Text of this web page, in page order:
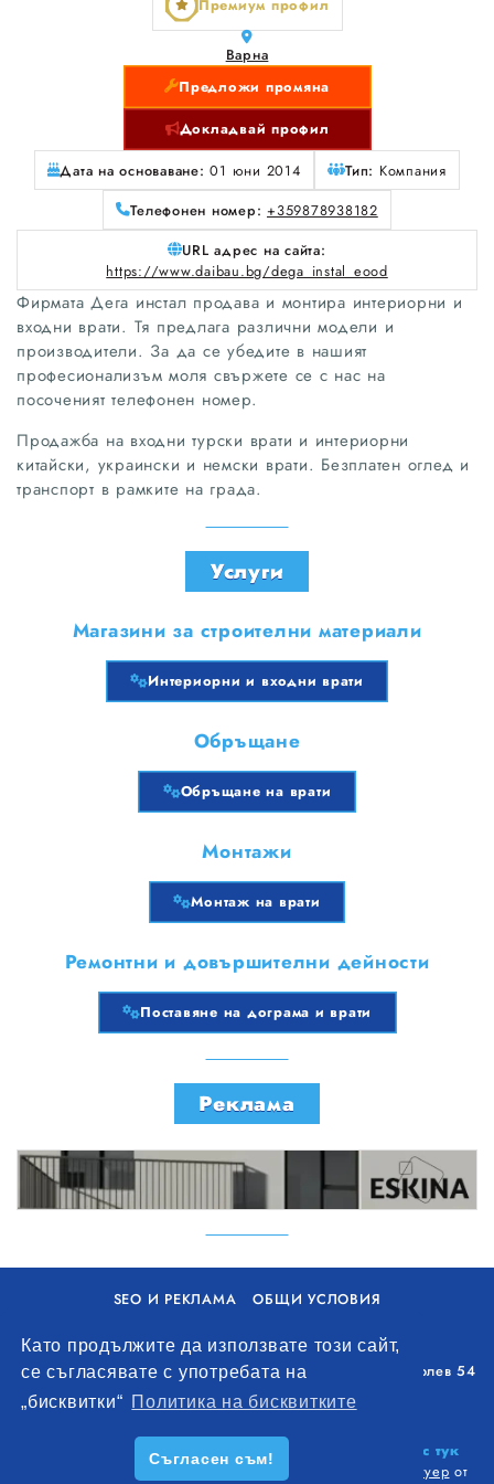
Като продължите да използвате този сайт,
се съгласявате с употребата на
„бисквитки“ Политика на бисквитките
Съгласен съм!
Премиум профил
Варна
Предложи промяна
Докладвай профил
Дата на основаване: 01 юни 2014 Тип: Компания
Телефонен номер: +359878938182
URL адрес на сайта:
https://www.daibau.bg/dega_instal_eood
Фирмата Дега инстал продава и монтира интериорни и
входни врати. Тя предлага различни модели и
производители. За да се убедите в нашият
професионализъм моля свържете се с нас на
посоченият телефонен номер.
Продажба на входни турски врати и интериорни
китайски, украински и немски врати. Безплатен оглед и
транспорт в рамките на града.
Услуги
Магазини за строителни материали
Интериорни и входни врати
Обръщане
Обръщане на врати
Монтажи
Монтаж на врати
Ремонтни и довършителни дейности
Поставяне на дограма и врати
Реклама
SEO И РЕКЛАМА
ОБЩИ УСЛОВИЯ
Уолоу Интернешънъл ЕООД, гр. Варна, бул. Генерал Колев 54
+359 893 621 112
office@remontna-brigada.com
Създай профил на своя строителен бизнес тук
. Всички права запазени. Изработка на софтуер от